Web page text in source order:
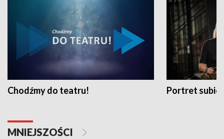
Chodźmy do teatru! Portret
MNIEJSZOŚCI